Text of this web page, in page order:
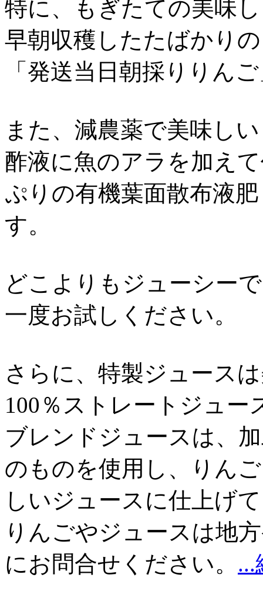
特に、もぎたての美味
早朝収穫したたばかり
「発送当日朝採りりん
また、減農薬で美味し
酢液に魚のアラを加え
ぷりの有機葉面散布液
す。
どこよりもジューシー
一度お試しください。
さらに、特製ジュース
100％ストレートジュ
ブレンドジュースは、
のものを使用し、りん
しいジュースに仕上げ
りんごやジュースは地
にお問合せください。 ...